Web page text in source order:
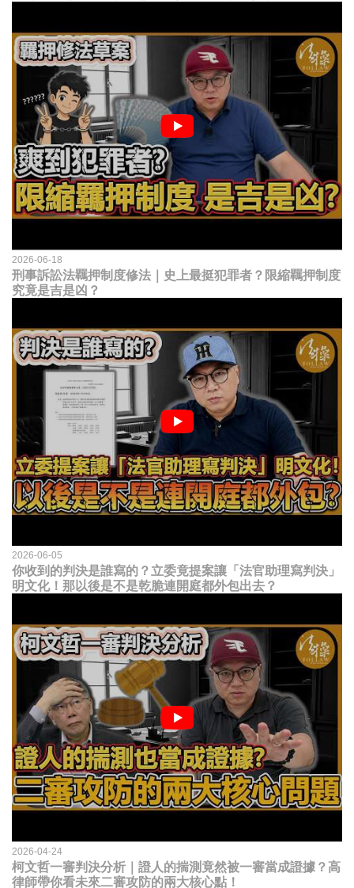
2026-06-18
刑事訴訟法羈押制度修法｜史上最挺犯罪者？限縮羈押制度
究竟是吉是凶？
2026-06-05
你收到的判決是誰寫的？立委竟提案讓「法官助理寫判決」
明文化！那以後是不是乾脆連開庭都外包出去？
2026-04-24
柯文哲一審判決分析｜證人的揣測竟然被一審當成證據？高
律師帶你看未來二審攻防的兩大核心點！